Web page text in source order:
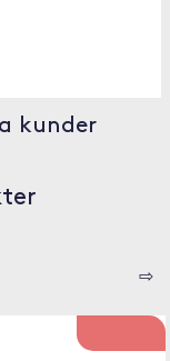
kunder
⇨